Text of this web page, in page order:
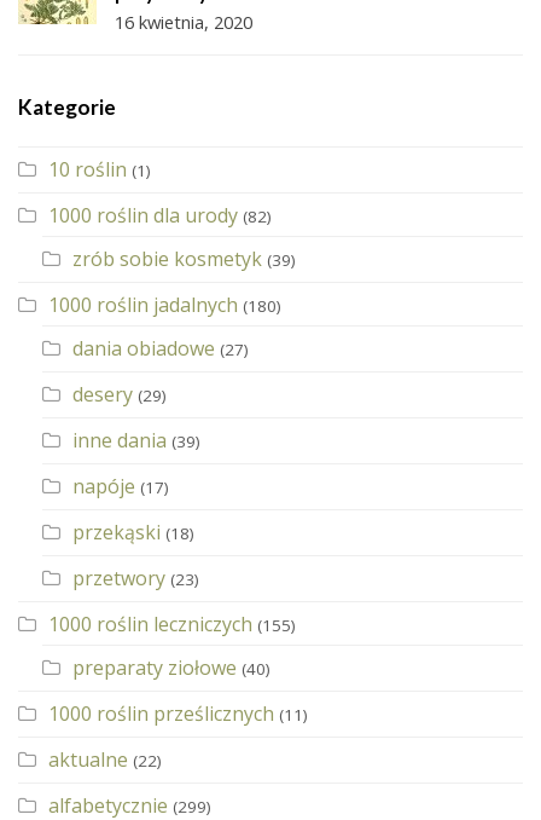
16 kwietnia, 2020
Kategorie
10 roślin (1)
1000 roślin dla urody (82)
zrób sobie kosmetyk (39)
1000 roślin jadalnych (180)
dania obiadowe (27)
desery (29)
inne dania (39)
napóje (17)
przekąski (18)
przetwory (23)
1000 roślin leczniczych (155)
preparaty ziołowe (40)
1000 roślin prześlicznych (11)
aktualne (22)
alfabetycznie (299)